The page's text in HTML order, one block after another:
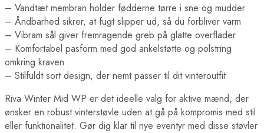
– Vandtæt membran holder fødderne tørre i sne og mudder
– Åndbarhed sikrer, at fugt slipper ud, så du forbliver varm
– Vibram sål giver fremragende greb på glatte overflader
– Komfortabel pasform med god ankelstøtte og polstring
omkring kraven
– Stilfuldt sort design, der nemt passer til dit vinteroutfit
Riva Winter Mid WP er det ideelle valg for aktive mænd, der
ønsker en robust vinterstøvle uden at gå på kompromis med stil
eller funktionalitet. Gør dig klar til nye eventyr med disse støvler